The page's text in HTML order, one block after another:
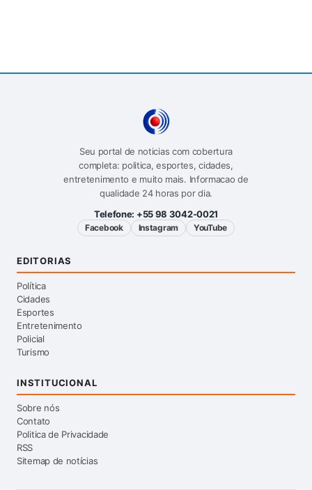
Seu portal de noticias com cobertura
completa: politica, esportes, cidades,
entretenimento e muito mais. Informacao de
qualidade 24 horas por dia.
Telefone: +55 98 3042-0021
Facebook Instagram YouTube
EDITORIAS
Política
Cidades
Esportes
Entretenimento
Policial
Turismo
INSTITUCIONAL
Sobre nós
Contato
Politica de Privacidade
RSS
Sitemap de notícias